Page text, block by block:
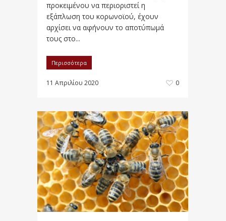
προκειμένου να περιοριστεί η
εξάπλωση του κορωνοϊού, έχουν
αρχίσει να αφήνουν το αποτύπωμά
τους στο...
Περισσότερα
11 Απριλίου 2020 0